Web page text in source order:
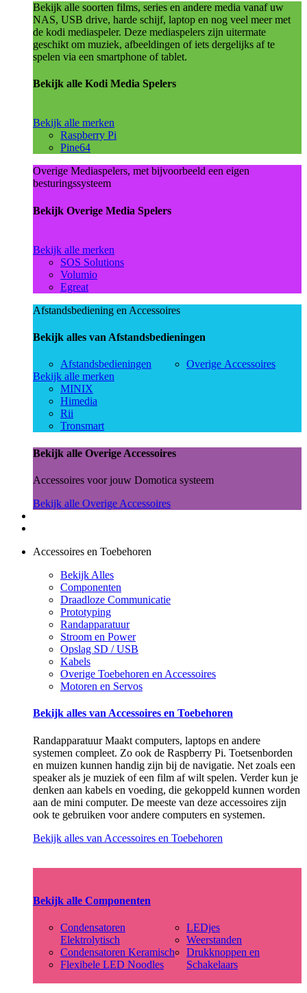
Bekijk alle soorten films, series en andere media vanaf uw
NAS, USB drive, harde schijf, laptop en nog veel meer met
de kodi mediaspeler. Deze mediaspelers zijn uitermate
geschikt om muziek, afbeeldingen of iets dergelijks af te
spelen via een smartphone of tablet.
Bekijk alle Kodi Media Spelers
Bekijk alle merken
Raspberry Pi
Pine64
Overige Mediaspelers, met bijvoorbeeld een eigen
besturingssysteem
Bekijk Overige Media Spelers
Bekijk alle merken
SOS Solutions
Volumio
Egreat
Afstandsbediening en Accessoires
Bekijk alles van Afstandsbedieningen
Afstandsbedieningen
Overige Accessoires
Bekijk alle merken
MINIX
Himedia
Rii
Tronsmart
Bekijk alle Overige Accessoires
Accessoires voor jouw Domotica systeem
Bekijk alle Overige Accessoires
Accessoires en Toebehoren
Bekijk Alles
Componenten
Draadloze Communicatie
Prototyping
Randapparatuur
Stroom en Power
Opslag SD / USB
Kabels
Overige Toebehoren en Accessoires
Motoren en Servos
Bekijk alles van Accessoires en Toebehoren
Randapparatuur Maakt computers, laptops en andere
systemen compleet. Zo ook de Raspberry Pi. Toetsenborden
en muizen kunnen handig zijn bij de navigatie. Net zoals een
speaker als je muziek of een film af wilt spelen. Verder kun je
denken aan kabels en voeding, die gekoppeld kunnen worden
aan de mini computer. De meeste van deze accessoires zijn
ook te gebruiken voor andere computers en systemen.
Bekijk alles van Accessoires en Toebehoren
Bekijk alle Componenten
Condensatoren
Elektrolytisch
Condensatoren Keramisch
Flexibele LED Noodles
LEDjes
Weerstanden
Drukknoppen en
Schakelaars